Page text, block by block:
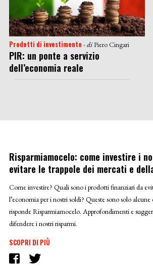
Prodotti di investimento - diPiero Cingari
PIR: un ponte a servizio
dell’economia reale
Risparmiamocelo: come investire i
evitare le trappole dei mercati e
Come investire? Quali sono i prodotti finanziari da
l’economia per i nostri soldi? Queste sono solo
risponde Risparmiamocelo. Approfondimenti e
difendere i nostri risparmi.
SCOPRI DI PIÙ